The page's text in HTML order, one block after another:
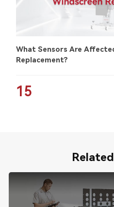
What Sensors Are
Replacement?
15